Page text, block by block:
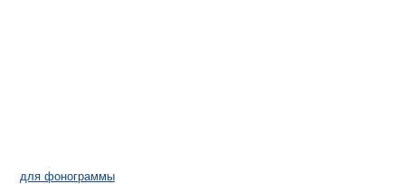
для фонограммы